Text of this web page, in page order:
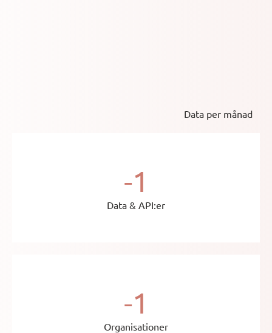
Data per månad
-1
Data & API:er
-1
Organisationer